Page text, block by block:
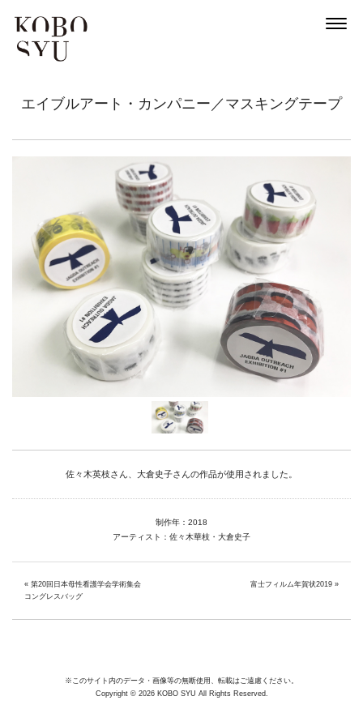
News
Artists
Exhibitions
Projects
Goods
Media
Access
Facebook
Instagram
online-shop
南関東・甲信障害者
エイブルアート・カンパニー／マスキングテープ
佐々木英枝さん、大倉史子さんの作品が使用されました。
制作年：2018
アーティスト：佐々木華枝・大倉史子
« 第20回日本母性看護学会学術集会
コングレスバッグ
富士フィルム年賀状2019 »
※このサイト内のデータ・画像等の無断使用、転載はご遠慮ください。
Copyright © 2026 KOBO SYU All Rights Reserved.